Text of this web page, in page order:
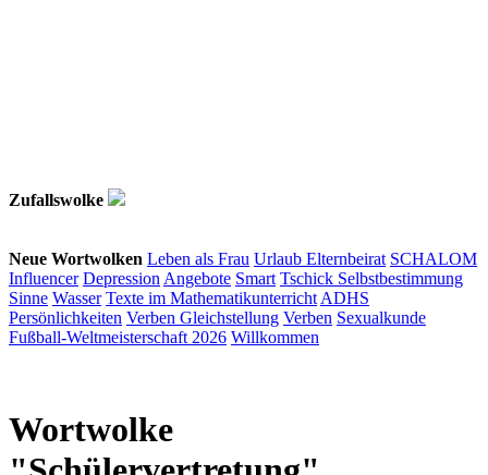
Zufallswolke
Neue Wortwolken Leben als Frau Urlaub Elternbeirat SCHALOM
Influencer Depression Angebote Smart Tschick Selbstbestimmung
Sinne Wasser Texte im Mathematikunterricht ADHS
Persönlichkeiten Verben Gleichstellung Verben Sexualkunde
Fußball-Weltmeisterschaft 2026 Willkommen
Wortwolke